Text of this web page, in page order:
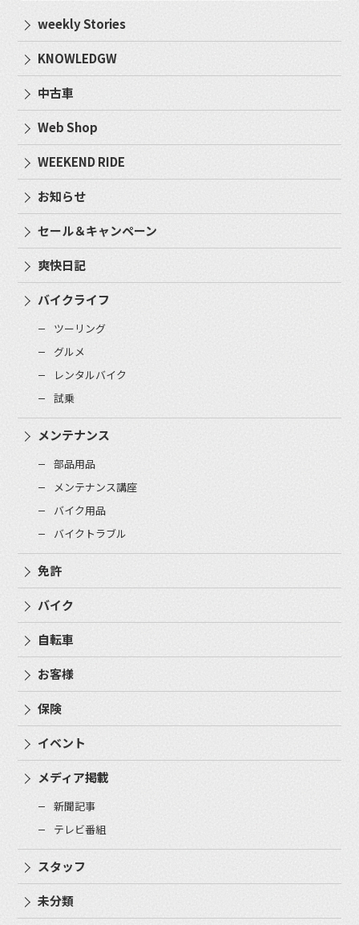
weekly Stories
KNOWLEDGW
中古車
Web Shop
WEEKEND RIDE
お知らせ
セール＆キャンペーン
爽快日記
バイクライフ
ツーリング
グルメ
レンタルバイク
試乗
メンテナンス
部品用品
メンテナンス講座
バイク用品
バイクトラブル
免許
バイク
自転車
お客様
保険
イベント
メディア掲載
新聞記事
テレビ番組
スタッフ
未分類